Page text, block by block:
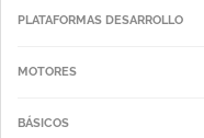
PLATAFORMAS DESARROLLO
MOTORES
BÁSICOS